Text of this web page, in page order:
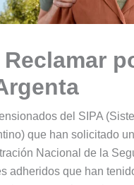
Reclamar
del SIPA
que han solicitado
Nacional de la
adheridos que han